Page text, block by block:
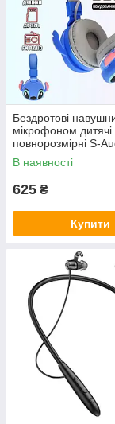
Бездротові
мікрофоном дитячі
повнорозмірні S-
"Стич" Bluetooth
вбудованим
В наявності
625 ₴
Купити